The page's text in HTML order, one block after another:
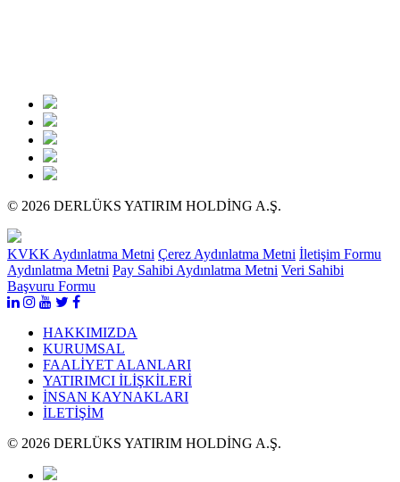
© 2026 DERLÜKS YATIRIM HOLDİNG A.Ş.
KVKK Aydınlatma Metni Çerez Aydınlatma Metni İletişim Formu
Aydınlatma Metni Pay Sahibi Aydınlatma Metni Veri Sahibi
Başvuru Formu
HAKKIMIZDA
KURUMSAL
FAALİYET ALANLARI
YATIRIMCI İLİŞKİLERİ
İNSAN KAYNAKLARI
İLETİŞİM
© 2026 DERLÜKS YATIRIM HOLDİNG A.Ş.